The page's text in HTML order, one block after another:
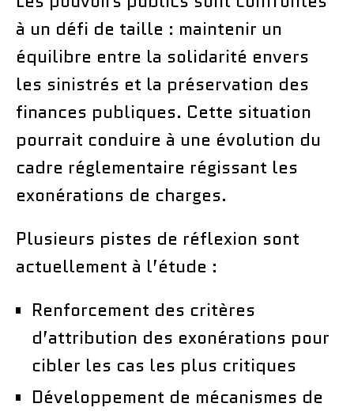
à un défi de taille : maintenir un
équilibre entre la solidarité envers
les sinistrés et la préservation des
finances publiques. Cette situation
pourrait conduire à une évolution du
cadre réglementaire régissant les
exonérations de charges.
Plusieurs pistes de réflexion sont
actuellement à l’étude :
Renforcement des critères
d’attribution des exonérations pour
cibler les cas les plus critiques
Développement de mécanismes de